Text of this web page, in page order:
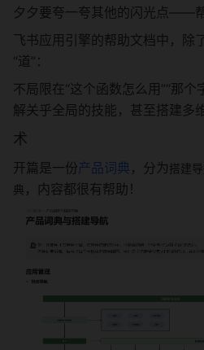
夕夕要夸一夸其他的闪光点——帮
飞书应用引擎的帮助文档中，除
“道”：
不局限在“这个函数怎么用”“那个
解关乎全局的技能，甚至搭建多
术
开篇是一份产品词典 ，分为搭建
典 ，内容都很有帮助！